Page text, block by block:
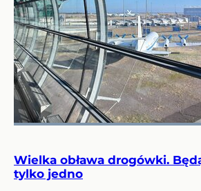
Wielka obława drogówki.
tylko jedno